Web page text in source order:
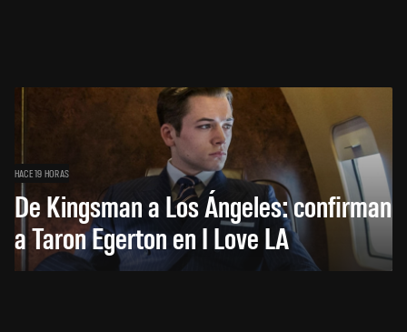
HACE 19 HORAS
De Kingsman a Los Ángeles: confirman
a Taron Egerton en I Love LA